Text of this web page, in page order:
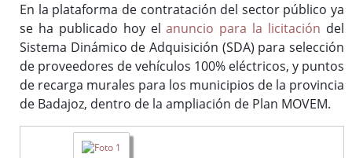
En la plataforma de contratación del sector público ya
se ha publicado hoy elanuncio para la licitación del
Sistema Dinámico de Adquisición (SDA) para selección
de proveedores de vehículos 100% eléctricos, y puntos
de recarga murales para los municipios de la provincia
de Badajoz, dentro de la ampliación de Plan MOVEM.